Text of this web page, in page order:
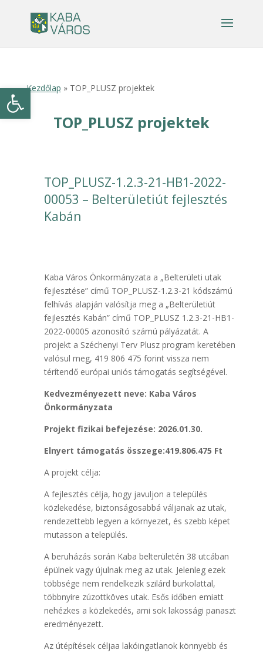
Eszköztár megnyitása
Kezdőlap » TOP_PLUSZ projektek
TOP_PLUSZ projektek
TOP_PLUSZ-1.2.3-21-HB1-2022-
00053 – Belterületiút fejlesztés
Kabán
Kaba Város Önkormányzata a „Belterületi utak
fejlesztése” című TOP_PLUSZ-1.2.3-21 kódszámú
felhívás alapján valósítja meg a „Belterületiút
fejlesztés Kabán” című TOP_PLUSZ 1.2.3-21-HB1-
2022-00005 azonosító számú pályázatát. A
projekt a Széchenyi Terv Plusz program keretében
valósul meg, 419 806 475 forint vissza nem
térítendő európai uniós támogatás segítségével.
Kedvezményezett neve: Kaba Város
Önkormányzata
Projekt fizikai befejezése: 2026.01.30.
Elnyert támogatás összege:419.806.475 Ft
A projekt célja:
A fejlesztés célja, hogy javuljon a település
közlekedése, biztonságosabbá váljanak az utak,
rendezettebb legyen a környezet, és szebb képet
mutasson a település.
A beruházás során Kaba belterületén 38 utcában
épülnek vagy újulnak meg az utak. Jelenleg ezek
többsége nem rendelkezik szilárd burkolattal,
többnyire zúzottköves utak. Esős időben emiatt
nehézkes a közlekedés, ami sok lakossági panaszt
eredményezett.
Az útépítések céljaa lakóingatlanok könnyebb és